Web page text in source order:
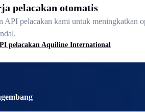
pelacakan otomatis
API pelacakan kami untuk meningkatkan
pelacakan Aquiline International